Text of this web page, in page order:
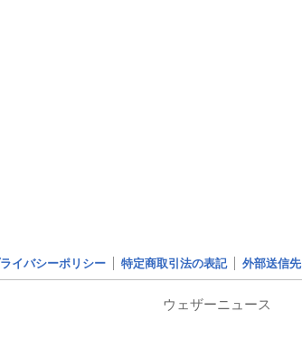
イバシーポリシー 特定商取引法の表記 外部送信先
ウェザーニュース